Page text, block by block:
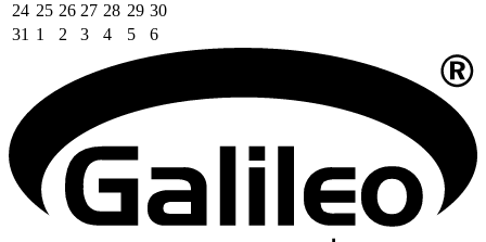
24 25 26 27 28 29 30
31 1 2 3 4 5 6